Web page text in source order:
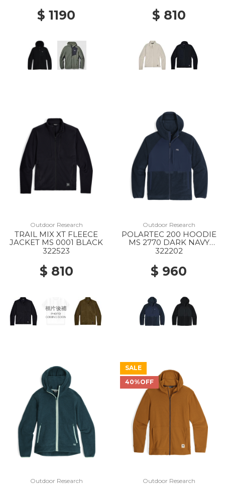
$ 1190 $ 810
Outdoor Research
TRAIL MIX XT FLEECE
JACKET MS 0001 BLACK
322523
$ 810
Outdoor Research
POLARTEC 200 HOODIE
MS 2770 DARK NAVY
HEATHER
322202
$ 960
Outdoor Research
SALE
40%OFF
Outdoor Research